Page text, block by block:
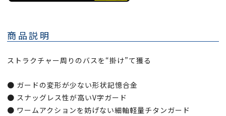
商品説明
ストラクチャー周りのバスを“掛け”て獲る
● ガードの変形が少ない形状記憶合金
● スナッグレス性が高いV字ガード
● ワームアクションを妨げない細軸軽量チタンガード